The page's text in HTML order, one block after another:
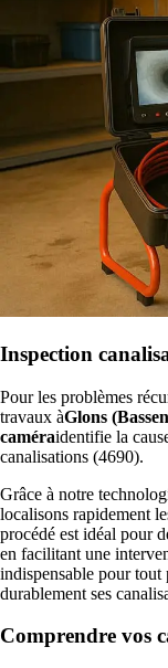
Inspection
Pour les problèmes
travaux àGlons
caméraidentifie la
canalisations (4690).
Grâce à notre
localisons rapidement
procédé est idéal pour
en facilitant une
indispensable pour tout
durablement ses
Comprendre vos